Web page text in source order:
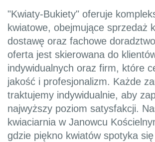
"Kwiaty-Bukiety" oferuje
kwiatowe, obejmujące sprzedaż
dostawę oraz fachowe
oferta jest skierowana do
indywidualnych oraz firm, które
jakość i profesjonalizm. Każde
traktujemy indywidualnie, aby
najwyższy poziom satysfakcji.
kwiaciarnia w Janowcu
gdzie piękno kwiatów spotyka